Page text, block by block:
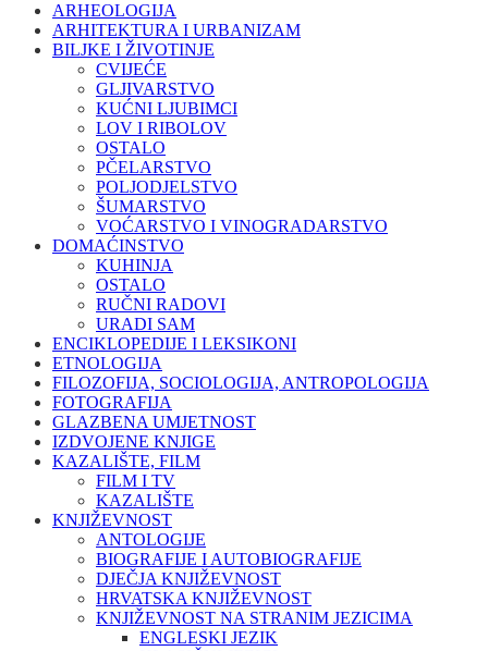
ARHEOLOGIJA
ARHITEKTURA I URBANIZAM
BILJKE I ŽIVOTINJE
CVIJEĆE
GLJIVARSTVO
KUĆNI LJUBIMCI
LOV I RIBOLOV
OSTALO
PČELARSTVO
POLJODJELSTVO
ŠUMARSTVO
VOĆARSTVO I VINOGRADARSTVO
DOMAĆINSTVO
KUHINJA
OSTALO
RUČNI RADOVI
URADI SAM
ENCIKLOPEDIJE I LEKSIKONI
ETNOLOGIJA
FILOZOFIJA, SOCIOLOGIJA, ANTROPOLOGIJA
FOTOGRAFIJA
GLAZBENA UMJETNOST
IZDVOJENE KNJIGE
KAZALIŠTE, FILM
FILM I TV
KAZALIŠTE
KNJIŽEVNOST
ANTOLOGIJE
BIOGRAFIJE I AUTOBIOGRAFIJE
DJEČJA KNJIŽEVNOST
HRVATSKA KNJIŽEVNOST
KNJIŽEVNOST NA STRANIM JEZICIMA
ENGLESKI JEZIK